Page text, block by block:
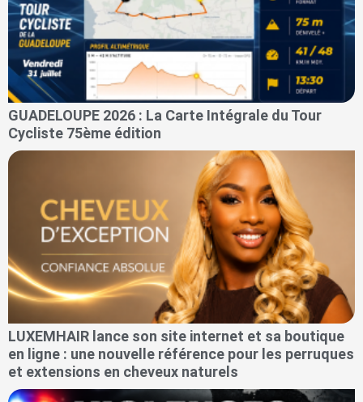
GUADELOUPE 2026 : La Carte Intégrale du Tour
Cycliste 75ème édition
LUXEMHAIR lance son site internet et sa boutique
en ligne : une nouvelle référence pour les perruques
et extensions en cheveux naturels